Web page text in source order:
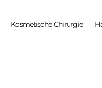
Kosmetische Chirurgie